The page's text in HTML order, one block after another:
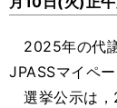
2025年の代
JPASSマイペ
選挙公示は